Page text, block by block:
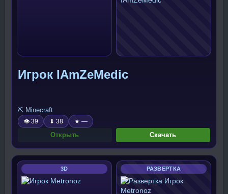
Игрок IAmZeMedic
⛏️ Minecraft
👁 39 ⬇ 38 ★ —
Открыть Скачать
3D РАЗВЕРТКА